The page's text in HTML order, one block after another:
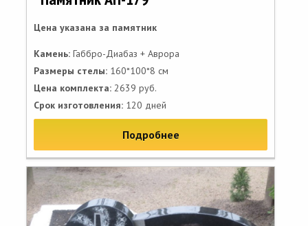
Цена указана за памятник
Камень: Габбро-Диабаз + Аврора
Размеры стелы: 160*100*8 см
Цена комплекта: 2639 руб.
Срок изготовления: 120 дней
Подробнее